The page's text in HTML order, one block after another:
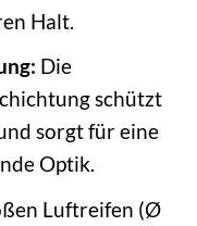
Halt.
Die
schützt
sorgt für eine
Optik.
Luftreifen (Ø